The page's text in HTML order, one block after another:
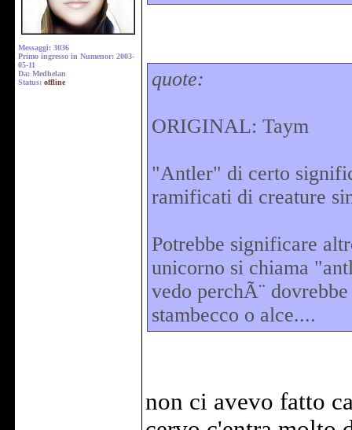
Messaggi: 3036
Primo ingresso in Numenor: 2003-
05-11
Da: Medhelan
Status: offline quote:
ORIGINAL: Taym
"Antler" di certo
ramificati di creature
Potrebbe significare
unicorno si chiama
vedo perchÃ¨
stambecco o alce....
non ci avevo fatto